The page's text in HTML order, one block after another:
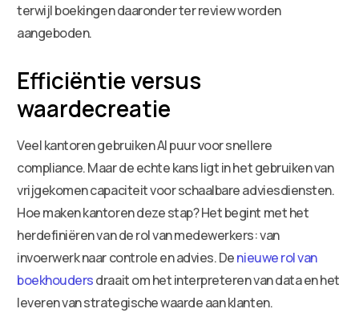
terwijl boekingen daaronder ter review worden
aangeboden.
Efficiëntie versus
waardecreatie
Veel kantoren gebruiken AI puur voor snellere
compliance. Maar de echte kans ligt in het gebruiken van
vrijgekomen capaciteit voor schaalbare adviesdiensten.
Hoe maken kantoren deze stap? Het begint met het
herdefiniëren van de rol van medewerkers: van
invoerwerk naar controle en advies. Denieuwe rol van
boekhoudersdraait om het interpreteren van data en het
leveren van strategische waarde aan klanten.